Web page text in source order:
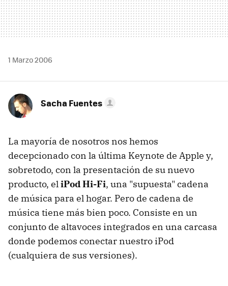
1 Marzo 2006
Sacha Fuentes
La mayoría de nosotros nos hemos
decepcionado con la última Keynote de Apple y,
sobretodo, con la presentación de su nuevo
producto, eliPod Hi-Fi, una "supuesta" cadena
de música para el hogar. Pero de cadena de
música tiene más bien poco. Consiste en un
conjunto de altavoces integrados en una carcasa
donde podemos conectar nuestro iPod
(cualquiera de sus versiones).